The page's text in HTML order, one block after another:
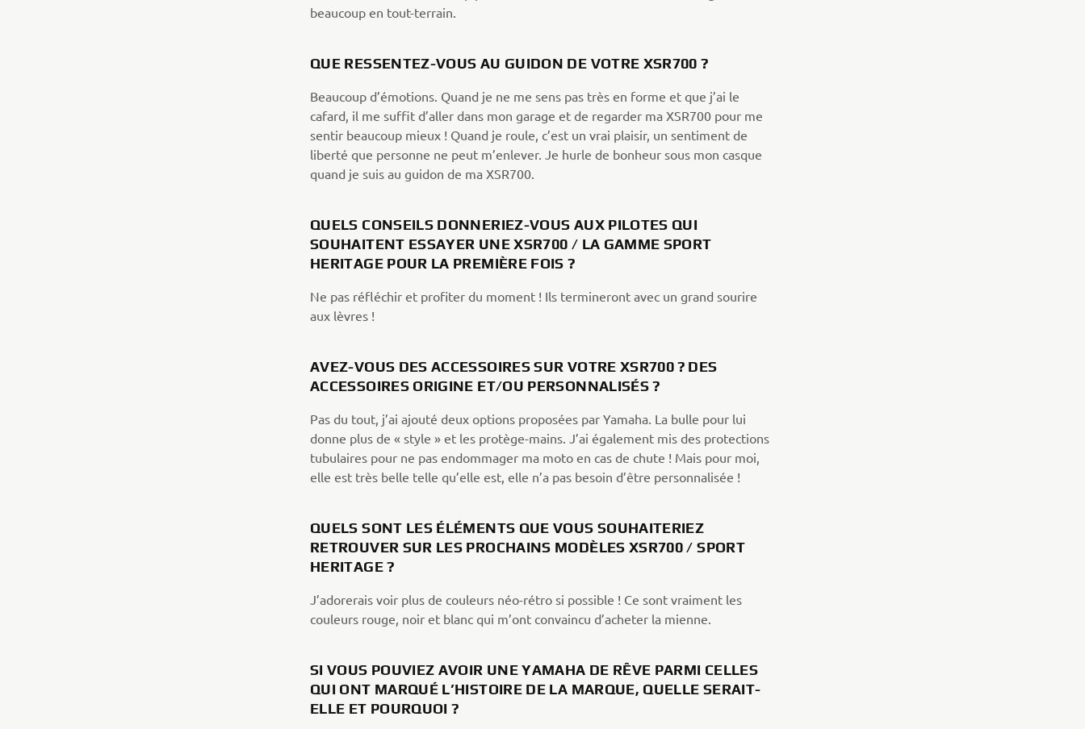
beaucoup en tout-terrain.
QUE RESSENTEZ-VOUS AU GUIDON DE VOTRE XSR700 ?
Beaucoup d’émotions. Quand je ne me sens pas très en forme et que j’ai le
cafard, il me suffit d’aller dans mon garage et de regarder ma XSR700 pour me
sentir beaucoup mieux ! Quand je roule, c’est un vrai plaisir, un sentiment de
liberté que personne ne peut m’enlever. Je hurle de bonheur sous mon casque
quand je suis au guidon de ma XSR700.
QUELS CONSEILS DONNERIEZ-VOUS AUX PILOTES QUI
SOUHAITENT ESSAYER UNE XSR700 / LA GAMME SPORT
HERITAGE POUR LA PREMIÈRE FOIS ?
Ne pas réfléchir et profiter du moment ! Ils termineront avec un grand sourire
aux lèvres !
AVEZ-VOUS DES ACCESSOIRES SUR VOTRE XSR700 ? DES
ACCESSOIRES ORIGINE ET/OU PERSONNALISÉS ?
Pas du tout, j’ai ajouté deux options proposées par Yamaha. La bulle pour lui
donne plus de « style » et les protège-mains. J’ai également mis des protections
tubulaires pour ne pas endommager ma moto en cas de chute ! Mais pour moi,
elle est très belle telle qu’elle est, elle n’a pas besoin d’être personnalisée !
QUELS SONT LES ÉLÉMENTS QUE VOUS SOUHAITERIEZ
RETROUVER SUR LES PROCHAINS MODÈLES XSR700 / SPORT
HERITAGE ?
J’adorerais voir plus de couleurs néo-rétro si possible ! Ce sont vraiment les
couleurs rouge, noir et blanc qui m’ont convaincu d’acheter la mienne.
SI VOUS POUVIEZ AVOIR UNE YAMAHA DE RÊVE PARMI CELLES
QUI ONT MARQUÉ L’HISTOIRE DE LA MARQUE, QUELLE SERAIT-
ELLE ET POURQUOI ?